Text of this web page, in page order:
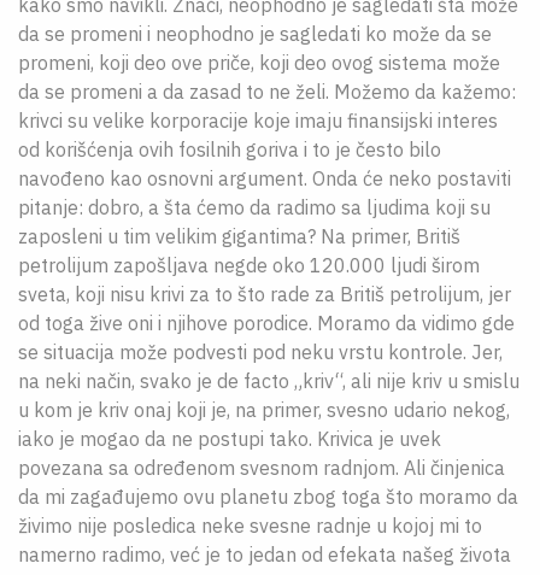
da se promeni i neophodno je sagledati ko može da se
promeni, koji deo ove priče, koji deo ovog sistema može
da se promeni a da zasad to ne želi. Možemo da kažemo:
krivci su velike korporacije koje imaju finansijski interes
od korišćenja ovih fosilnih goriva i to je često bilo
navođeno kao osnovni argument. Onda će neko postaviti
pitanje: dobro, a šta ćemo da radimo sa ljudima koji su
zaposleni u tim velikim gigantima? Na primer, Britiš
petrolijum zapošljava negde oko 120.000 ljudi širom
sveta, koji nisu krivi za to što rade za Britiš petrolijum, jer
od toga žive oni i njihove porodice. Moramo da vidimo gde
se situacija može podvesti pod neku vrstu kontrole. Jer,
na neki način, svako je de facto „kriv“, ali nije kriv u smislu
u kom je kriv onaj koji je, na primer, svesno udario nekog,
iako je mogao da ne postupi tako. Krivica je uvek
povezana sa određenom svesnom radnjom. Ali činjenica
da mi zagađujemo ovu planetu zbog toga što moramo da
živimo nije posledica neke svesne radnje u kojoj mi to
namerno radimo, već je to jedan od efekata našeg života